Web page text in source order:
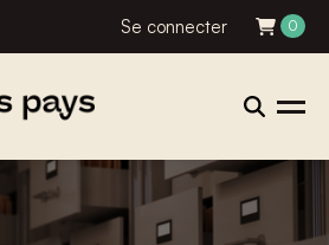
Se connecter 0